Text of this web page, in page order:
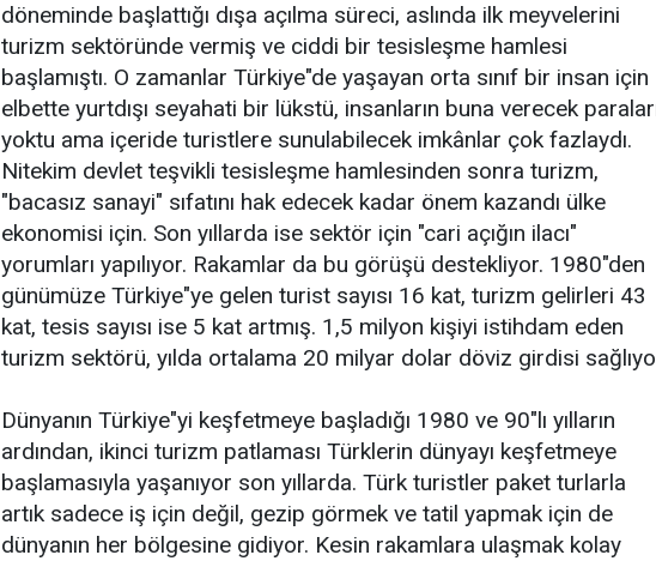
döneminde başlattığı dışa açılma süreci, aslında ilk meyvelerini
turizm sektöründe vermiş ve ciddi bir tesisleşme hamlesi
başlamıştı. O zamanlar Türkiye"de yaşayan orta sınıf bir insan için
elbette yurtdışı seyahati bir lükstü, insanların buna verecek
yoktu ama içeride turistlere sunulabilecek imkânlar çok fazlaydı.
Nitekim devlet teşvikli tesisleşme hamlesinden sonra turizm,
"bacasız sanayi" sıfatını hak edecek kadar önem kazandı ülke
ekonomisi için. Son yıllarda ise sektör için "cari açığın ilacı"
yorumları yapılıyor. Rakamlar da bu görüşü destekliyor. 1980"den
günümüze Türkiye"ye gelen turist sayısı 16 kat, turizm gelirleri 43
kat, tesis sayısı ise 5 kat artmış. 1,5 milyon kişiyi istihdam eden
turizm sektörü, yılda ortalama 20 milyar dolar döviz girdisi
Dünyanın Türkiye"yi keşfetmeye başladığı 1980 ve 90"lı yılların
ardından, ikinci turizm patlaması Türklerin dünyayı keşfetmeye
başlamasıyla yaşanıyor son yıllarda. Türk turistler paket turlarla
artık sadece iş için değil, gezip görmek ve tatil yapmak için de
dünyanın her bölgesine gidiyor. Kesin rakamlara ulaşmak kolay